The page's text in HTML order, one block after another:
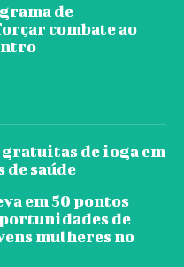
de
combate ao
de ioga em
de saúde
em 50 pontos
de
mulheres no